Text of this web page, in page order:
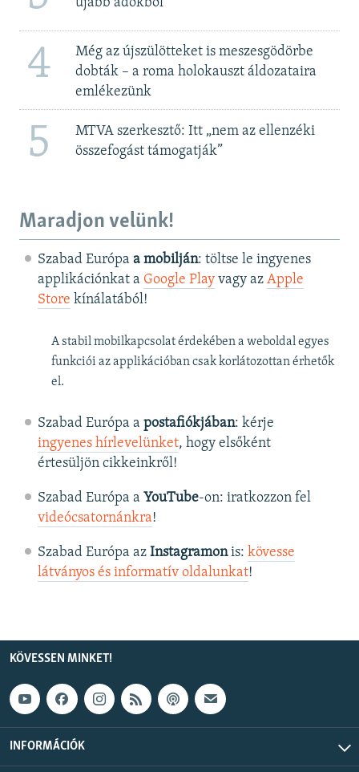
4
Még az újszülötteket is meszesgödörbe
dobták – a roma holokauszt áldozataira
emlékezünk
5
MTVA szerkesztő: Itt „nem az ellenzéki
összefogást támogatják”
Maradjon velünk!
Szabad Európa a mobilján: töltse le ingyenes
applikációnkat a Google Playvagy az Apple
Store kínálatából!
A stabil mobilkapcsolat érdekében a weboldal egyes
funkciói az applikációban csak korlátozottan érhetők
el.
Szabad Európa a postafiókjában: kérje
ingyenes hírlevelünket, hogy elsőként
értesüljön cikkeinkről!
Szabad Európa a YouTube-on: iratkozzon fel
videócsatornánkra!
Szabad Európa az Instagramonis: kövesse
látványos és informatív oldalunkat! ​
KÖVESSEN MINKET!
INFORMÁCIÓK